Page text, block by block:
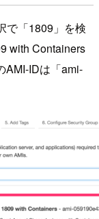
で「1809」を検
with Containers
AMI-IDは「ami-